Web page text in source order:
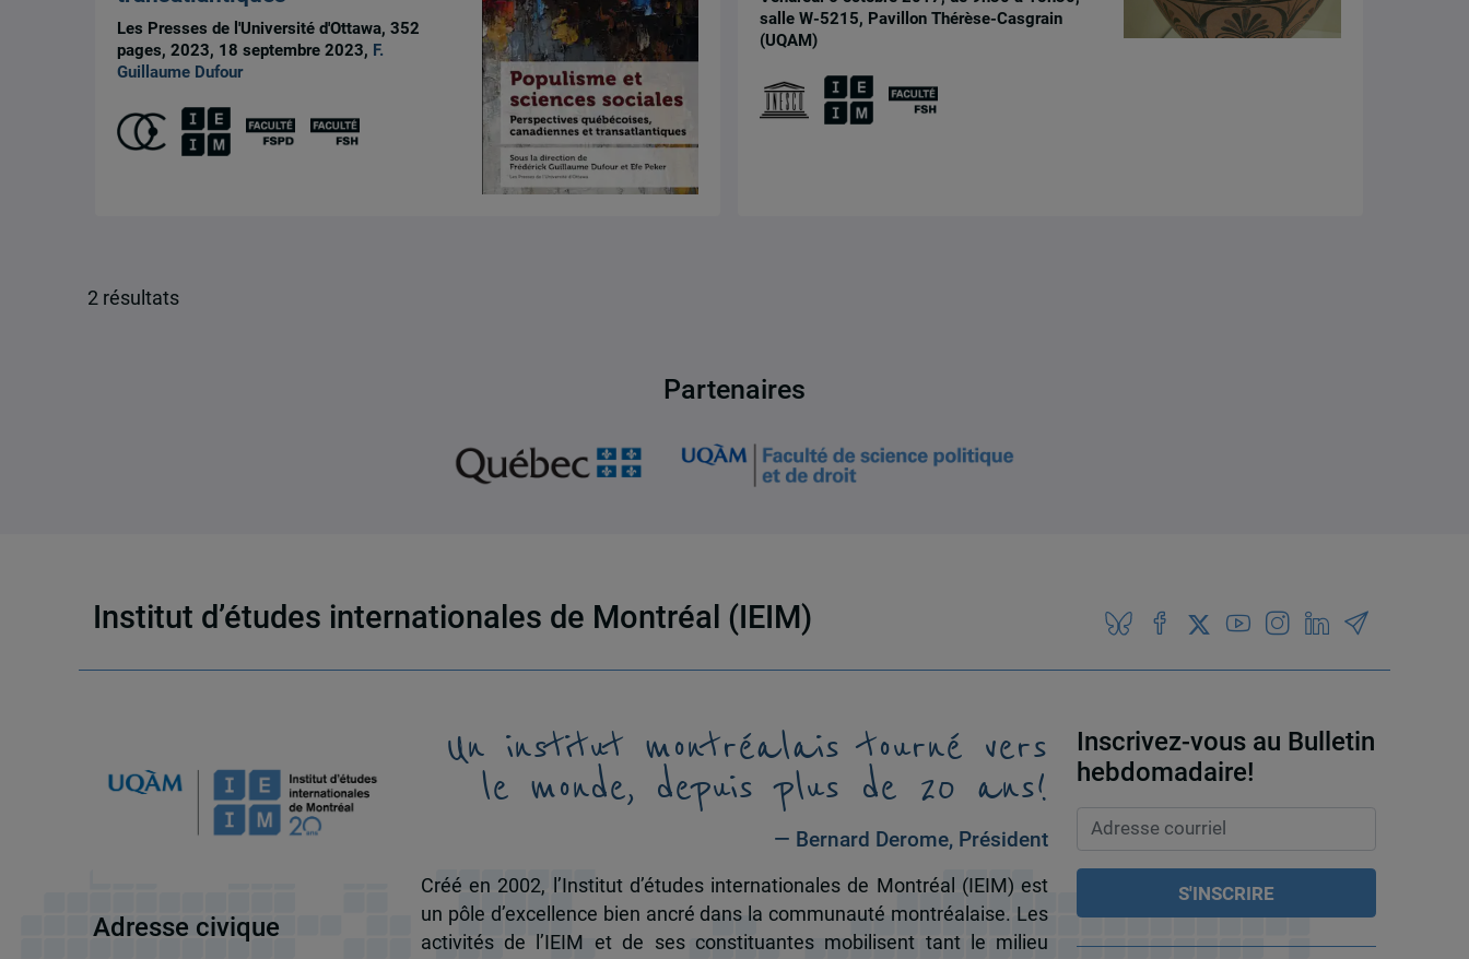
Les Presses de l'Université d'Ottawa, 352
pages, 2023, 18 septembre 2023, F.
Guillaume Dufour
salle W-5215, Pavillon Thérèse-Casgrain
(UQAM)
2 résultats
Partenaires
Institut d’études internationales de Montréal (IEIM)
Adresse civique
Un institut montréalais tourné vers
le monde, depuis plus de 20 ans!
— Bernard Derome, Président
Créé en 2002, l’Institut d’études internationales de Montréal (IEIM) est
un pôle d’excellence bien ancré dans la communauté montréalaise. Les
activités de l’IEIM et de ses constituantes mobilisent tant le milieu
Inscrivez-vous au Bulletin
hebdomadaire!